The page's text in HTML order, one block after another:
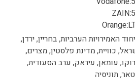
האמירויות הערביות, בחריין, ירדן,
כוויית, מדינת פלסטין, מצרים,
עומאן, עיראק, ערב הסעודית,
תוניסיה